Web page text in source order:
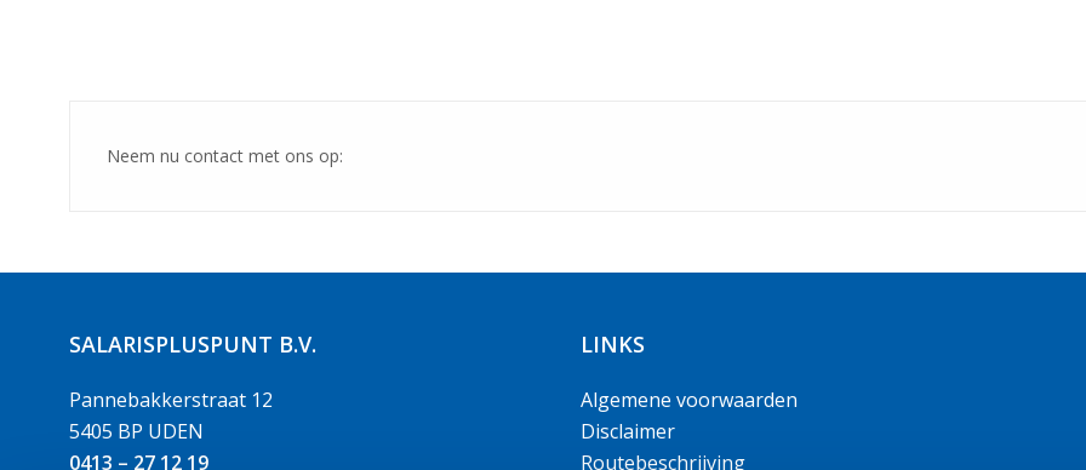
Neem nu contact met ons op:
SALARISPLUSPUNT B.V.
Pannebakkerstraat 12
5405 BP UDEN
0413 – 27 12 19
LINKS
Algemene voorwaarden
Disclaimer
Routebeschrijving